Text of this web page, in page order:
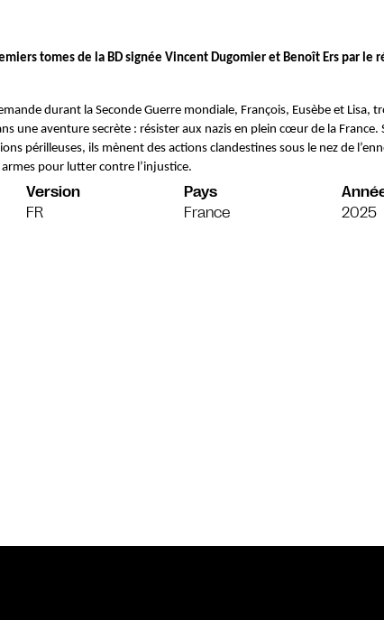
durant la Seconde Guerre mondiale, François, Eusèbe et Lisa,
une aventure secrète : résister aux nazis en plein cœur de la France.
périlleuses, ils mènent des actions clandestines sous le nez de
armes pour lutter contre l’injustice.
Version
FR
Pays
France
2025